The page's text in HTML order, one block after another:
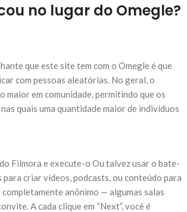
no lugar do Omegle?
que este site tem com o Omegle é que
com pessoas aleatórias. No geral, o
maior em comunidade, permitindo que os
quais uma quantidade maior de indivíduos
Filmora e execute-o Ou talvez usar o bate-
para criar vídeos, podcasts, ou conteúdo para
completamente anônimo — algumas salas
A cada clique em “Next”, você é